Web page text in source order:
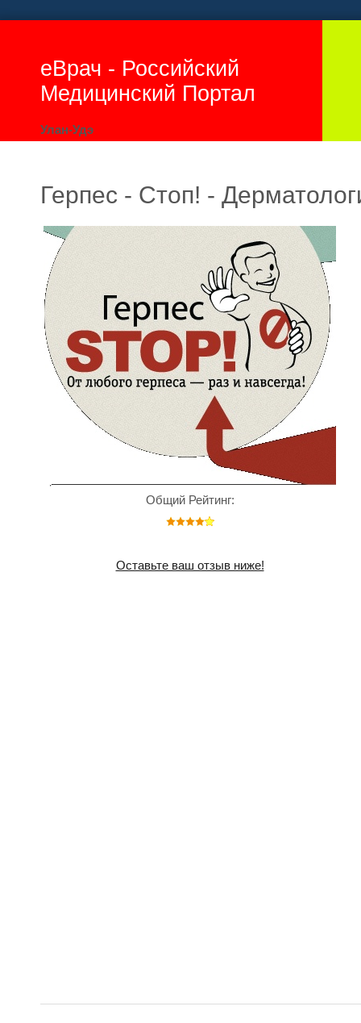
еВрач - Российский
Медицинский Портал
Улан-Удэ
Герпес - Стоп! -
Общий Рейтинг:
Оставьте ваш отзыв ниже!